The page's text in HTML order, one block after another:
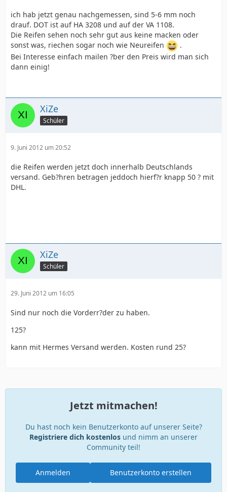
ich hab jetzt genau nachgemessen, sind 5-6 mm noch
drauf. DOT ist auf HA 3208 und auf der VA 1108.
Die Reifen sehen noch sehr gut aus keine macken oder
sonst was, riechen sogar noch wie Neureifen
.
Bei Interesse einfach mailen ?ber den Preis wird man sich
dann einig!
XiZe
Schüler
9. Juni 2012 um 20:52
die Reifen werden jetzt doch innerhalb Deutschlands
versand. Geb?hren betragen jeddoch hierf?r knapp 50 ? mit
DHL.
XiZe
Schüler
29. Juni 2012 um 16:05
Sind nur noch die Vorderr?der zu haben.
125?
kann mit Hermes Versand werden. Kosten rund 25?
Jetzt mitmachen!
Du hast noch kein Benutzerkonto auf unserer Seite?
Registriere dich kostenlos und nimm an unserer
Community teil!
Benutzerkonto erstellen
Anmelden